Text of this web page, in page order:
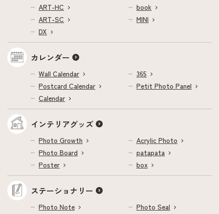
ART-HC
ART-SC
DX
book
MINI
カレンダー
Wall Calendar
Postcard Calendar
Calendar
365
Petit Photo Panel
インテリアグッズ
Photo Growth
Photo Board
Poster
Acrylic Photo
patapata
box
ステーショナリー
Photo Note Photo Seal